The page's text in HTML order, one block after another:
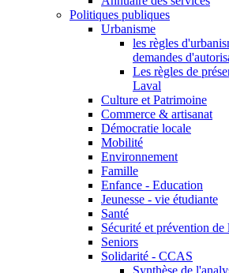
Politiques publiques
Urbanisme
les règles
demandes
Les règles de
Laval
Culture et Patrimoine
Commerce & artisanat
Démocratie locale
Mobilité
Environnement
Famille
Enfance - Education
Jeunesse - vie étudiante
Santé
Sécurité et prévention de
Seniors
Solidarité - CCAS
Synthèse de